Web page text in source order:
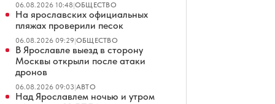
06.08.2026 10:48|ОБЩЕСТВО
На ярославских официальных
пляжах проверили песок
06.08.2026 09:29|ОБЩЕСТВО
В Ярославле выезд в сторону
Москвы открыли после атаки
дронов
06.08.2026 09:03|АВТО
Над Ярославлем ночью и утром